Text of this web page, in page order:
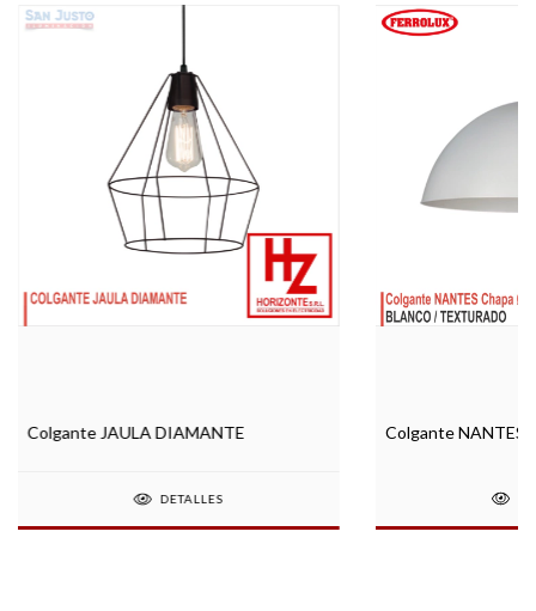
Colgante JAULA DIAMANTE
DETALLES
Colgante NANTES